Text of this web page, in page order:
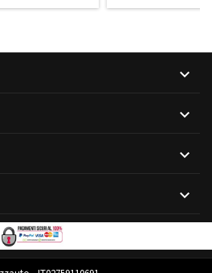



